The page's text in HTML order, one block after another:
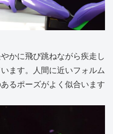
かに飛び跳ねながら疾走し
ます。人間に近いフォルム
るポーズがよく似合います